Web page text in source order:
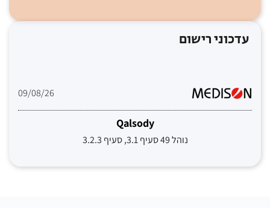
עדכוני רישום
09/08/26
Qalsody
נוהל 49 סעיף 3.1, סעיף 3.2.3